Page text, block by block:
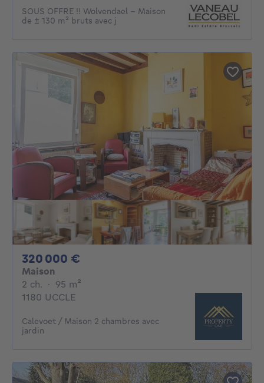
SOUS OFFRE !! Wolvendael - Maison
de ± 130 m² bruts avec j
320 000 €
Maison
2 ch. 2 chambres
· 95 m²
1180 UCCLE
Calevoet / Maison 2 chambres avec
jardin